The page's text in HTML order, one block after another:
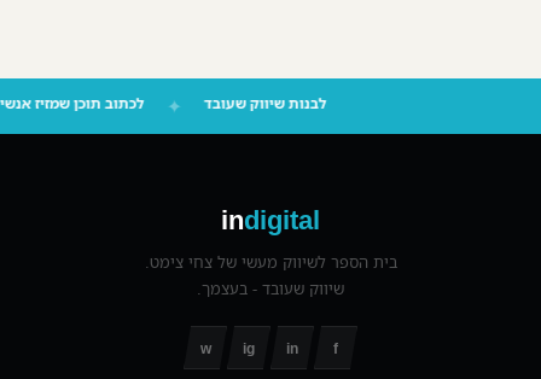
לבנות שיווק שעובד ✦ לכתוב תוכן שמזיז
indigital
בית הספר לשיווק מעשי של צחי צימט.
שיווק שעובד - בעצמך.
f
in
ig
w